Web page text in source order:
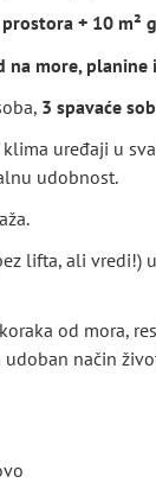
+ 10 m²
na more, planine
3 spavaće
uređaji u
udobnost.
lifta, ali vredi!)
od mora,
način